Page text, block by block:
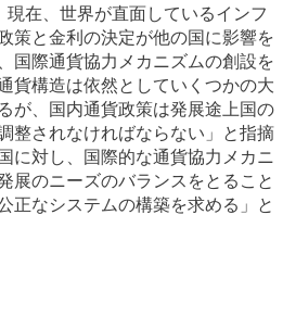
在、世界が直面しているインフ
策と金利の決定が他の国に影響を
国際通貨協力メカニズムの創設を
貨構造は依然としていくつかの大
が、国内通貨政策は発展途上国の
整されなければならない」と指摘
に対し、国際的な通貨協力メカニ
展のニーズのバランスをとること
正なシステムの構築を求める」と